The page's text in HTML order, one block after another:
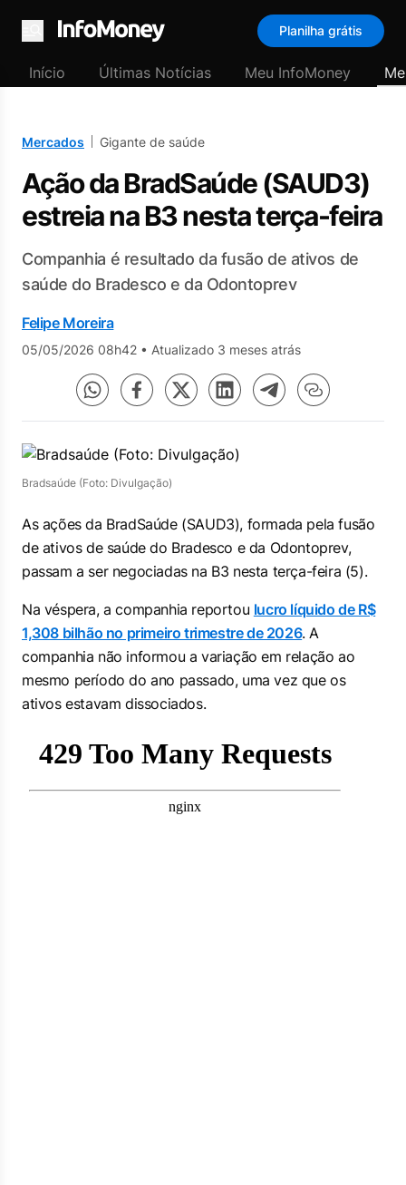
Menu
Planilha grátis
Início Últimas Notícias Meu InfoMoney
Mercados Gigante de saúde
Ação da BradSaúde (SAUD3)
estreia na B3 nesta terça-feira
Companhia é resultado da fusão de ativos de
saúde do Bradesco e da Odontoprev
Felipe Moreira
05/05/2026 08h42 • Atualizado 3 meses atrás
Bradsaúde (Foto: Divulgação)
As ações da BradSaúde (SAUD3), formada pela fusão
de ativos de saúde do Bradesco e da Odontoprev,
passam a ser negociadas na B3 nesta terça-feira (5).
Na véspera, a companhia reportou lucro líquido de R$
1,308 bilhão no primeiro trimestre de 2026. A
companhia não informou a variação em relação ao
mesmo período do ano passado, uma vez que os
ativos estavam dissociados.